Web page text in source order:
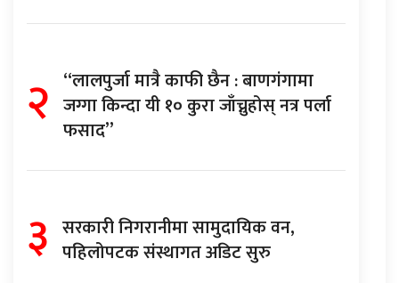
२ “लालपुर्जा मात्रै काफी छैन : बाणगंगामा
जग्गा किन्दा यी १० कुरा जाँच्नुहोस् नत्र पर्ला
फसाद”
३ सरकारी निगरानीमा सामुदायिक वन,
पहिलोपटक संस्थागत अडिट सुरु